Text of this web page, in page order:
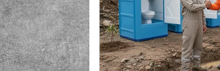
Playground Fiberglass
Life Jacket Box Storage